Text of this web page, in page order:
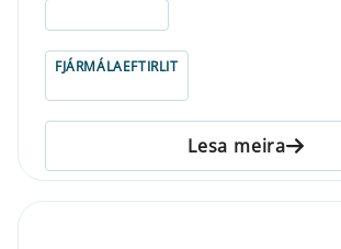
FJÁRMÁLAEFTIRLIT
Lesa meira